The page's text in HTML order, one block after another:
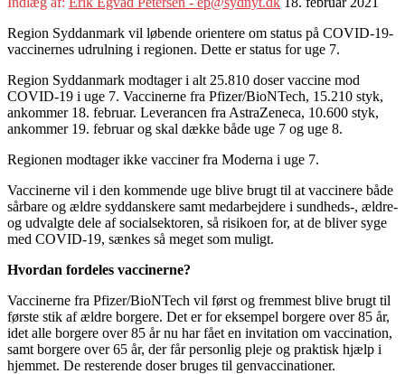
Region Syddanmark vil løbende orientere om status på COVID-19-
vaccinernes udrulning i regionen. Dette er status for uge 7.
Region Syddanmark modtager i alt 25.810 doser vaccine mod
COVID-19 i uge 7. Vaccinerne fra Pfizer/BioNTech, 15.210 styk,
ankommer 18. februar. Leverancen fra AstraZeneca, 10.600 styk,
ankommer 19. februar og skal dække både uge 7 og uge 8.
Regionen modtager ikke vacciner fra Moderna i uge 7.
Vaccinerne vil i den kommende uge blive brugt til at vaccinere både
sårbare og ældre syddanskere samt medarbejdere i sundheds-, ældre-
og udvalgte dele af socialsektoren, så risikoen for, at de bliver syge
med COVID-19, sænkes så meget som muligt.
Hvordan fordeles vaccinerne?
Vaccinerne fra Pfizer/BioNTech vil først og fremmest blive brugt til
første stik af ældre borgere. Det er for eksempel borgere over 85 år,
idet alle borgere over 85 år nu har fået en invitation om vaccination,
samt borgere over 65 år, der får personlig pleje og praktisk hjælp i
hjemmet. De resterende doser bruges til genvaccinationer.